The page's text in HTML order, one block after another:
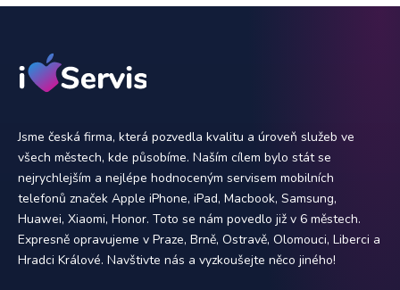
Jsme česká firma, která pozvedla kvalitu a úroveň služeb ve
všech městech, kde působíme. Naším cílem bylo stát se
nejrychlejším a nejlépe hodnoceným servisem mobilních
telefonů značek Apple iPhone, iPad, Macbook, Samsung,
Huawei, Xiaomi, Honor. Toto se nám povedlo již v 6 městech.
Expresně opravujeme v Praze, Brně, Ostravě, Olomouci, Liberci a
Hradci Králové. Navštivte nás a vyzkoušejte něco jiného!